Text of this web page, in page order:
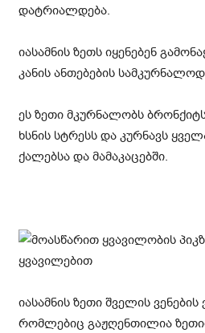
დატრიალდება.
იასამნის ზეთს იყენებენ
კანის ანთებების
ეს ზეთი მკურნალობს
ხსნის სტრესს და კურნავს
ქალებსა და მამაკაცებში.
იასამნის ზეთი შველის
რომლებიც გაჟღენთილია